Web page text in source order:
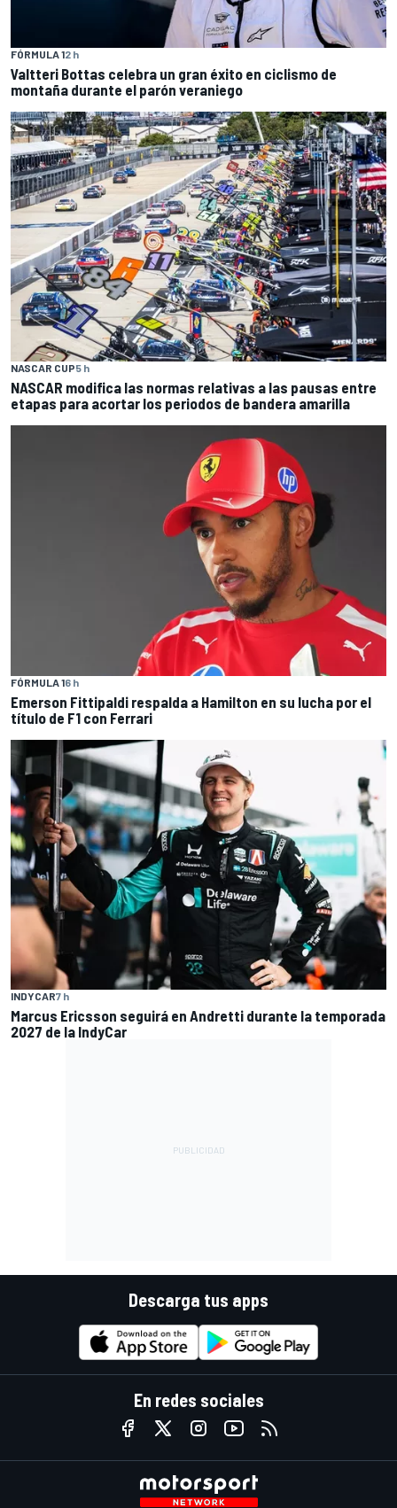
FÓRMULA 12 h
Valtteri Bottas celebra un gran éxito en ciclismo de
montaña durante el parón veraniego
NASCAR CUP5 h
NASCAR modifica las normas relativas a las pausas entre
etapas para acortar los periodos de bandera amarilla
FÓRMULA 16 h
Emerson Fittipaldi respalda a Hamilton en su lucha por el
título de F1 con Ferrari
INDYCAR7 h
Marcus Ericsson seguirá en Andretti durante la temporada
2027 de la IndyCar
Descarga tus apps
En redes sociales